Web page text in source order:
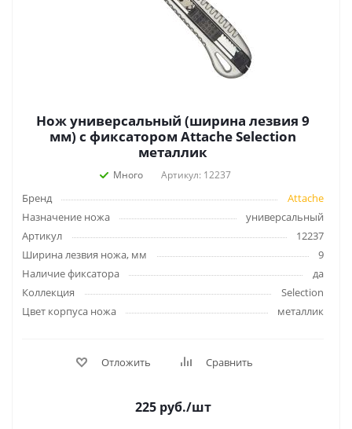
Нож универсальный (ширина лезвия 9
мм) с фиксатором Attache Selection
металлик
Много Артикул: 12237
Бренд
Attache
Назначение ножа
универсальный
Артикул
12237
Ширина лезвия ножа, мм
9
Наличие фиксатора
да
Коллекция
Selection
Цвет корпуса ножа
металлик
Отложить Сравнить
225 руб./шт